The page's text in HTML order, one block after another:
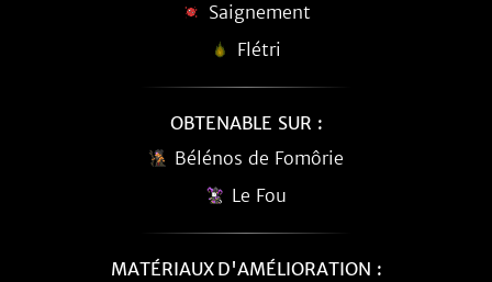
Saignement
Flétri
OBTENABLE SUR :
Bélénos de Fomôrie
Le Fou
MATÉRIAUX D'AMÉLIORATION :